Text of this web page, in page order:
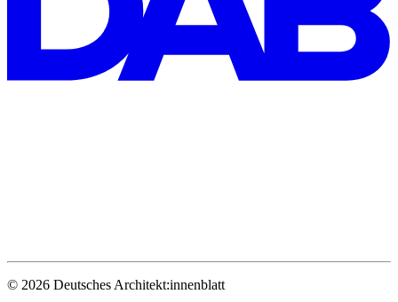
© 2026 Deutsches Architekt:innenblatt